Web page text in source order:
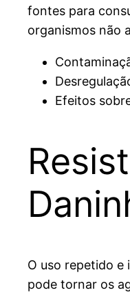
fontes para
organismos não
Efeitos
O uso repetido e
pode tornar os